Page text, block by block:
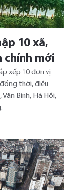
10 xã,
chính mới
xếp 10 đơn vị
đồng thời, điều
Bình, Hà Hồi,